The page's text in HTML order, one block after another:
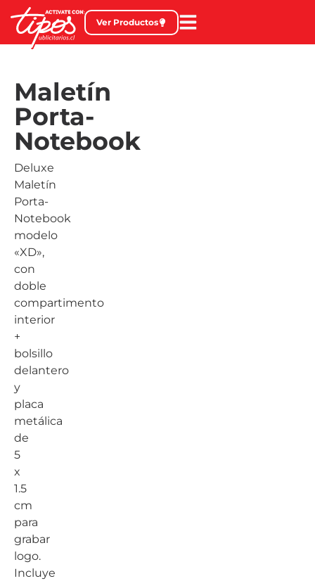
Ver Productos
Maletín
Porta-
Notebook
Deluxe
Maletín
Porta-
Notebook
modelo
«XD»,
con
doble
compartimento
interior
+
bolsillo
delantero
y
placa
metálica
de
5
x
1.5
cm
para
grabar
logo.
Incluye